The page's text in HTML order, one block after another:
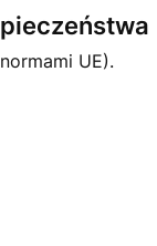
UE).